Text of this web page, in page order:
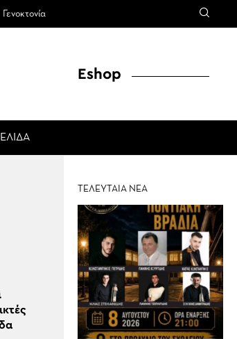
Γενοκτονία
Eshop
ΤΕΛΕΥΤΑΙΑ ΝΕΑ